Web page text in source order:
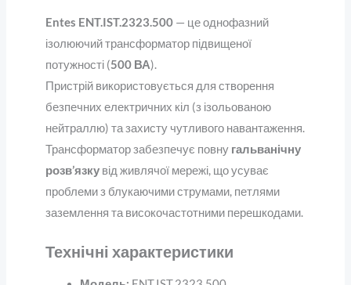
Entes ENT.IST.2323.500— це однофазний
ізолюючий трансформатор підвищеної
потужності (500 ВА).
Пристрій використовується для створення
безпечних електричних кіл (з ізольованою
нейтраллю) та захисту чутливого навантаження.
Трансформатор забезпечує повну гальванічну
розв’язкувід живлячої мережі, що усуває
проблеми з блукаючими струмами, петлями
заземлення та високочастотними перешкодами.
Технічні характеристики